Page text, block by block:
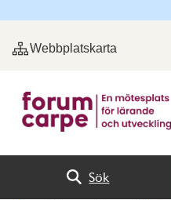
Webbplatskarta
Sök